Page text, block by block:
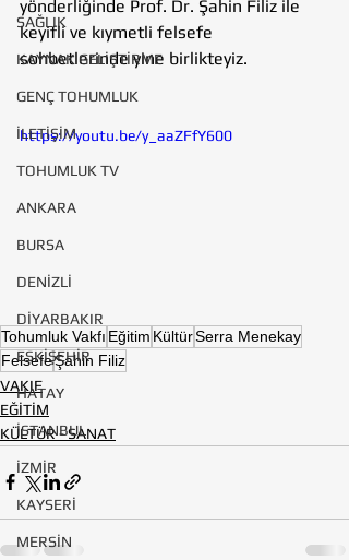
SAĞLIK
KAYNAK GELİŞTİRME
GENÇ TOHUMLUK
İLETİŞİM
TOHUMLUK TV
ANKARA
BURSA
DENİZLİ
DİYARBAKIR
ESKİŞEHİR
HATAY
İSTANBUL
İZMİR
KAYSERİ
MERSİN
yönderliğinde Prof. Dr. Şahin Filiz ile
keyifli ve kıymetli felsefe
sohbetlerinde yine birlikteyiz.
https://youtu.be/y_aaZFfY600
Tohumluk Vakfı Eğitim KültürSerra Menekay
FelsefeŞahin Filiz
VAKIF
EĞİTİM
KÜLTÜR - SANAT